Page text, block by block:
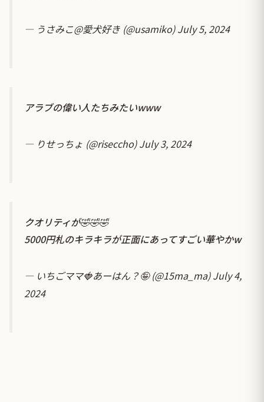
— うさみこ@愛犬好き (@usamiko)July 5, 2024
アラブの偉い人たちみたいwww
— りせっちょ (@riseccho)July 3, 2024
クオリティが🤣🤣🤣
5000円札のキラキラが正面にあってすごい華やかw
— いちごママ🍓あーはん？🤪 (@15ma_ma)July 4,
2024